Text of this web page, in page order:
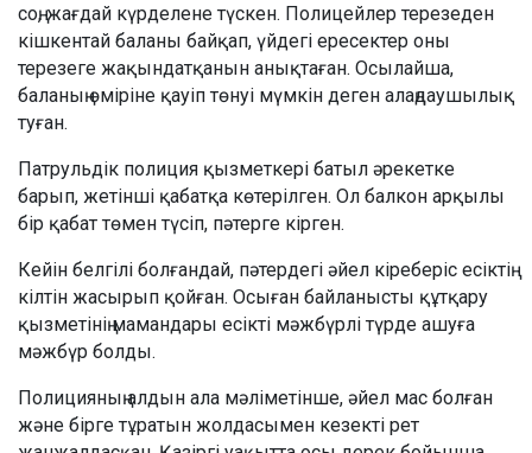
соң, жағдай күрделене түскен. Полицейлер терезеден
кішкентай баланы байқап, үйдегі ересектер оны
терезеге жақындатқанын анықтаған. Осылайша,
баланың өміріне қауіп төнуі мүмкін деген алаңдаушылық
туған.
Патрульдік полиция қызметкері батыл әрекетке
барып, жетінші қабатқа көтерілген. Ол балкон арқылы
бір қабат төмен түсіп, пәтерге кірген.
Кейін белгілі болғандай, пәтердегі әйел кіреберіс есіктің
кілтін жасырып қойған. Осыған байланысты құтқару
қызметінің мамандары есікті мәжбүрлі түрде ашуға
мәжбүр болды.
Полицияның алдын ала мәліметінше, әйел мас болған
және бірге тұратын жолдасымен кезекті рет